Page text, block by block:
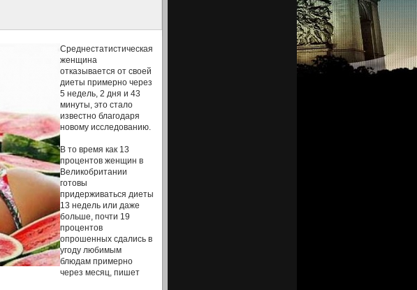
Среднестатистическая
женщина
отказывается от своей
диеты примерно через
5 недель, 2 дня и 43
минуты, это стало
известно благодаря
новому исследованию.
В то время как 13
процентов женщин в
Великобритании
готовы
придерживаться диеты
13 недель или даже
больше, почти 19
процентов
опрошенных сдались в
угоду любимым
блюдам примерно
через месяц, пишет